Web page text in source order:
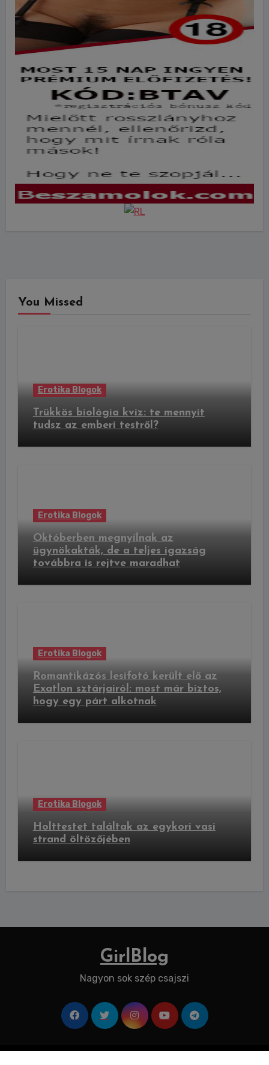
You Missed
Erotika Blogok
Trükkös biológia kvíz: te mennyit
tudsz az emberi testről?
Erotika Blogok
Októberben megnyílnak az
ügynökakták, de a teljes igazság
továbbra is rejtve maradhat
Erotika Blogok
Romantikázós lesifotó került elő az
Exatlon sztárjairól: most már biztos,
hogy egy párt alkotnak
Erotika Blogok
Holttestet találtak az egykori vasi
strand öltözőjében
GirlBlog
Nagyon sok szép csajszi